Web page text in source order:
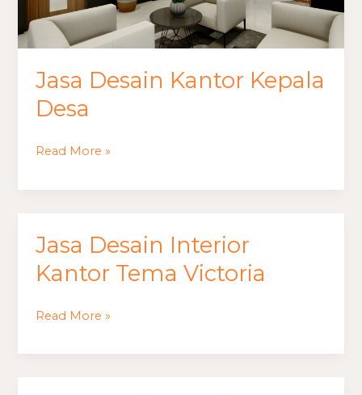
Jasa Desain Kantor Kepala
Desa
Read More »
Jasa Desain Interior
Kantor Tema Victoria
Jasa
Desain
Interior
Read More »